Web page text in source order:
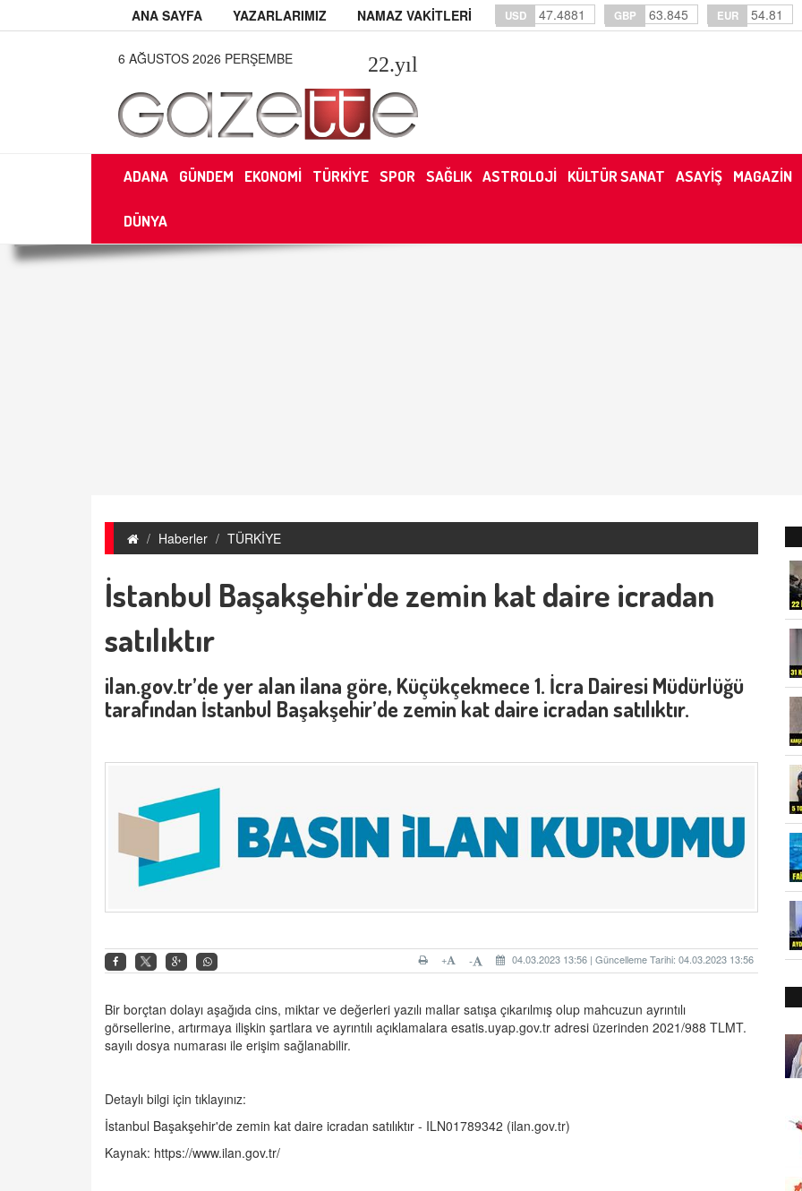
ANA SAYFA YAZARLARIMIZ NAMAZ VAKİTLERİ USD 47.4881 GBP 63.845 EUR 54.81
6 AĞUSTOS 2026 PERŞEMBE 22.yıl
ADANA GÜNDEM EKONOMİ TÜRKİYE SPOR SAĞLIK ASTROLOJİ KÜLTÜR SANAT ASAYİŞ MAGAZİN
DÜNYA
Haberler TÜRKİYE
İstanbul Başakşehir'de zemin kat daire icradan
satılıktır
ilan.gov.tr’de yer alan ilana göre, Küçükçekmece 1. İcra Dairesi Müdürlüğü
tarafından İstanbul Başakşehir’de zemin kat daire icradan satılıktır.
04.03.2023 13:56 | Güncelleme Tarihi: 04.03.2023 13:56
-
+
Bir borçtan dolayı aşağıda cins, miktar ve değerleri yazılı mallar satışa çıkarılmış olup mahcuzun ayrıntılı
görsellerine, artırmaya ilişkin şartlara ve ayrıntılı açıklamalara esatis.uyap.gov.tr adresi üzerinden 2021/988 TLMT.
sayılı dosya numarası ile erişim sağlanabilir.
Detaylı bilgi için tıklayınız:
İstanbul Başakşehir'de zemin kat daire icradan satılıktır - ILN01789342 (ilan.gov.tr)
Kaynak: https://www.ilan.gov.tr/